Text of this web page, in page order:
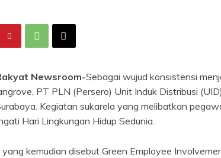
Newsroom-Sebagai wujud konsistensi
PT PLN (Persero) Unit Induk Distribusi
Kegiatan sukarela yang melibatkan
Hari Lingkungan Hidup Sedunia.
kemudian disebut Green Employee